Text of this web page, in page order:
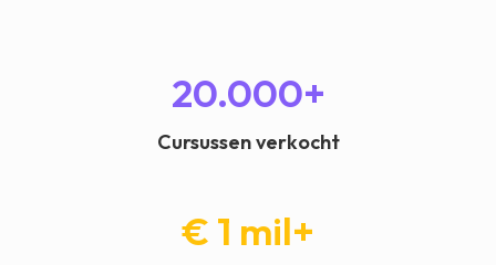
20.000+
Cursussen verkocht
€ 1 mil+